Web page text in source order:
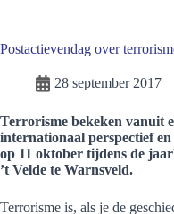
Postactievendag over
28 september 2017
Terrorisme bekeken vanuit
internationaal perspectief
op 11 oktober tijdens de
’t Velde te Warnsveld.
Terrorisme is, als je de